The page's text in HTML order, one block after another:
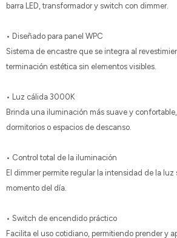
barra LED, transformador y switch con dimmer.
• Diseñado para panel WPC
Sistema de encastre que se integra al
terminación estética sin elementos visibles.
• Luz cálida 3000K
Brinda una iluminación más suave y
dormitorios o espacios de descanso.
• Control total de la iluminación
El dimmer permite regular la intensidad de la
momento del día.
• Switch de encendido práctico
Facilita el uso cotidiano, permitiendo prender y